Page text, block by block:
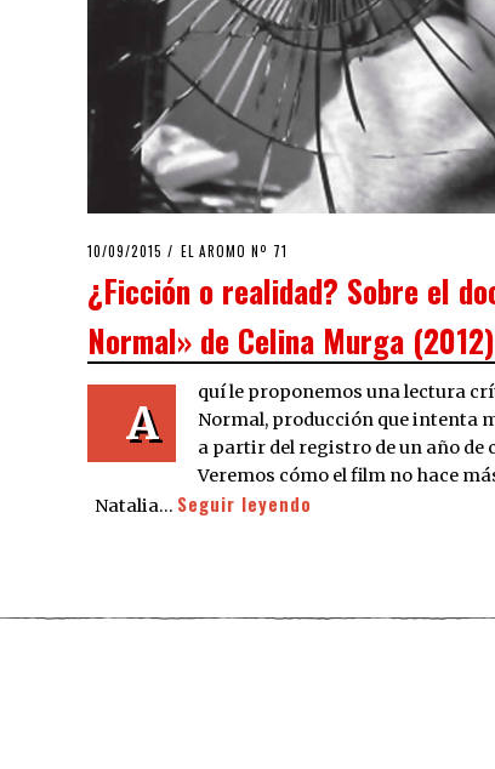
POSTED
10/09/2015 EL AROMO Nº 71
¿Ficción o realidad? Sobre el
Normal» de Celina Murga
A
quí le proponemos una lectura
Normal, producción que intenta
a partir del registro de un año de
Veremos cómo el film no hace
Natalia… Seguir leyendo